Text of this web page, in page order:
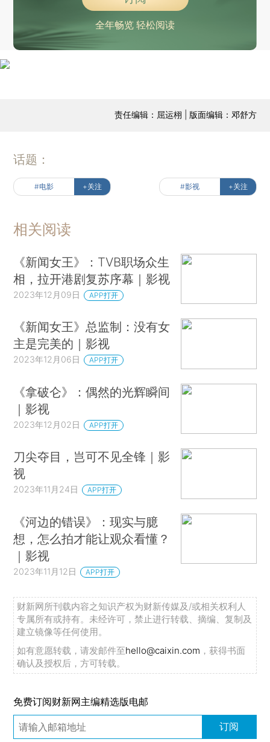
全年畅览 轻松阅读
责任编辑：屈运栩 | 版面编辑：邓舒方
话题：
#电影 +关注 #影视 +关注
相关阅读
《新闻女王》：TVB职场众生
相，拉开港剧复苏序幕｜影视
2023年12月09日 APP打开
《新闻女王》总监制：没有女
主是完美的｜影视
2023年12月06日 APP打开
《拿破仑》：偶然的光辉瞬间
｜影视
2023年12月02日 APP打开
刀尖夺目，岂可不见全锋｜影
视
2023年11月24日 APP打开
《河边的错误》：现实与臆
想，怎么拍才能让观众看懂？
｜影视
2023年11月12日 APP打开
财新网所刊载内容之知识产权为财新传媒及/或相关权利人
专属所有或持有。未经许可，禁止进行转载、摘编、复制及
建立镜像等任何使用。
如有意愿转载，请发邮件至hello@caixin.com ，获得书面
确认及授权后，方可转载。
免费订阅财新网主编精选版电邮
订阅